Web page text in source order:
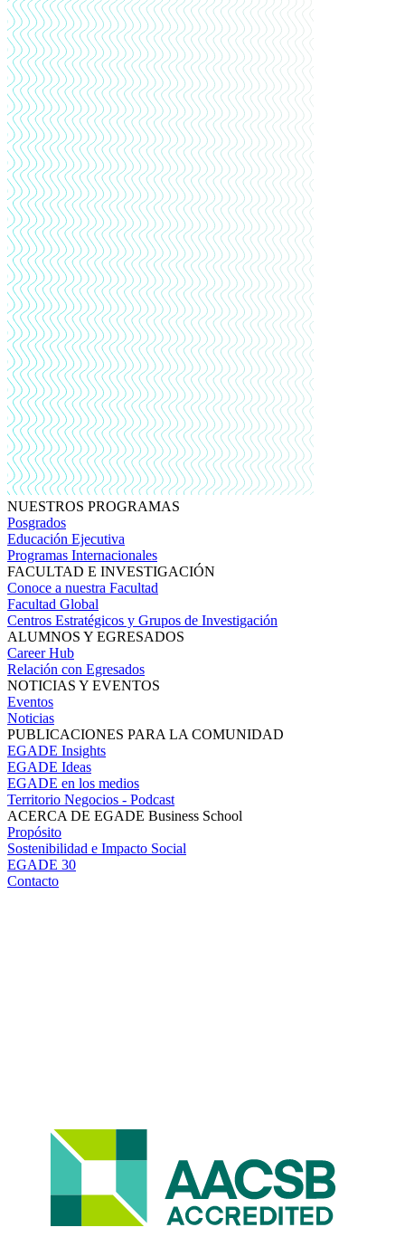
NUESTROS PROGRAMAS
Posgrados
Educación Ejecutiva
Programas Internacionales
FACULTAD E INVESTIGACIÓN
Conoce a nuestra Facultad
Facultad Global
Centros Estratégicos y Grupos de Investigación
ALUMNOS Y EGRESADOS
Career Hub
Relación con Egresados
NOTICIAS Y EVENTOS
Eventos
Noticias
PUBLICACIONES PARA LA COMUNIDAD
EGADE Insights
EGADE Ideas
EGADE en los medios
Territorio Negocios - Podcast
ACERCA DE EGADE Business School
Propósito
Sostenibilidad e Impacto Social
EGADE 30
Contacto